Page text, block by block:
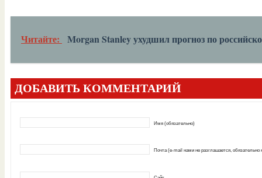
Читайте: Morgan Stanley ухудшил прогноз по
ДОБАВИТЬ КОММЕНТАРИЙ
Имя (обязательно)
Почта (e-mail нами не разглашается, обязательно